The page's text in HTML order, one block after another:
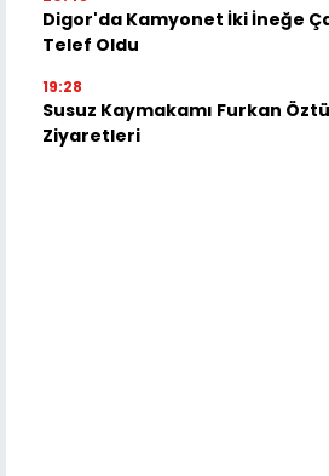
Digor'da Kamyonet İki İneğe
Telef Oldu
19:28
Susuz Kaymakamı Furkan
Ziyaretleri